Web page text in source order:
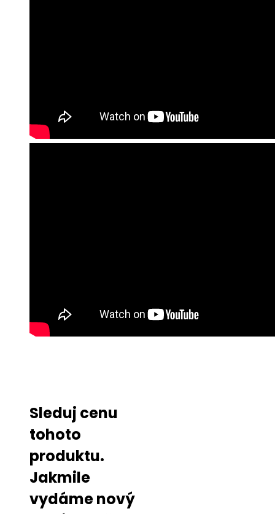
Sleduj cenu
tohoto
produktu.
Jakmile
vydáme nový